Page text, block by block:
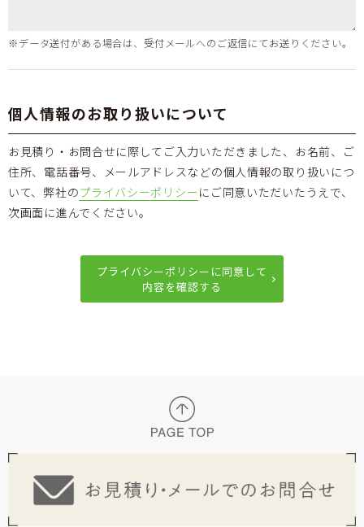
※データ送付がある場合は、受付メールへのご返信にてお送りください。
個人情報のお取り扱いについて
お見積り・お問合せに際してご入力いただきました、お名前、ご
住所、電話番号、メールアドレスなどの個人情報の取り扱いにつ
いて、弊社のプライバシーポリシー にご同意いただいたうえで、
次画面に進んでください。
プライバシーポリシーに同意して
内容を確認する